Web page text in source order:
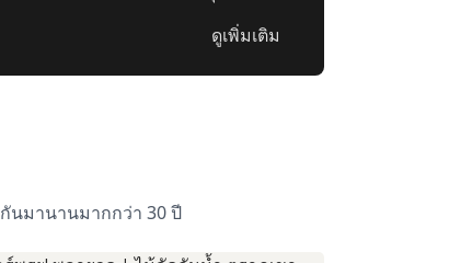
ดูเพิ่มเติม
นมานานมากกว่า 30 ปี